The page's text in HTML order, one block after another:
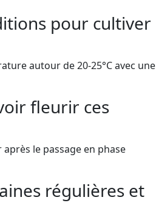
pour cultiver
autour de 20-25°C avec une
fleurir ces
le passage en phase
régulières et